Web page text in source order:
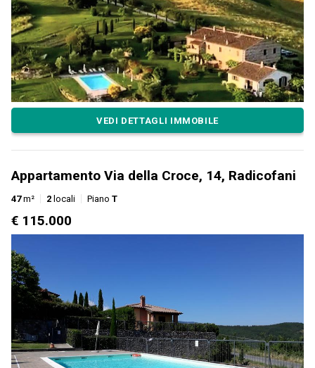
VEDI DETTAGLI IMMOBILE
Appartamento Via della Croce, 14, Radicofani
47m² 2 locali Piano T
€ 115.000